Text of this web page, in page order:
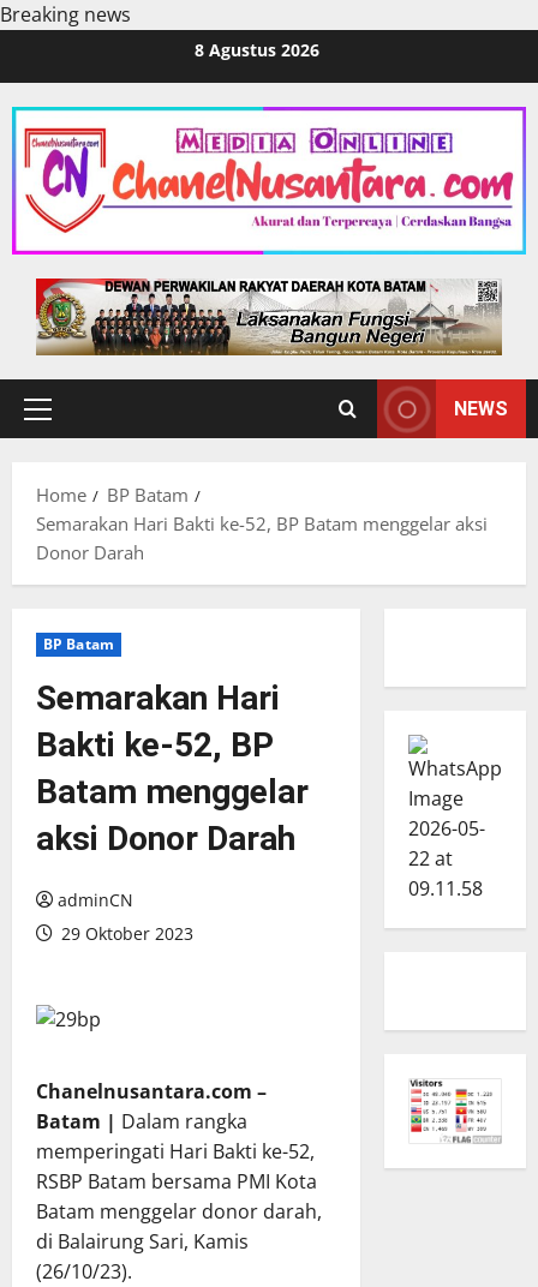
Breaking news
content
8 Agustus 2026
Primary
NEWS
Home
BP Batam
Semarakan Hari Bakti ke-52, BP Batam menggelar aksi
Donor Darah
BP Batam
Semarakan Hari
Bakti ke-52, BP
Batam menggelar
aksi Donor Darah
adminCN
29 Oktober 2023
Chanelnusantara.com –
Batam | Dalam rangka
memperingati Hari Bakti ke-52,
RSBP Batam bersama PMI Kota
Batam menggelar donor darah,
di Balairung Sari, Kamis
(26/10/23).